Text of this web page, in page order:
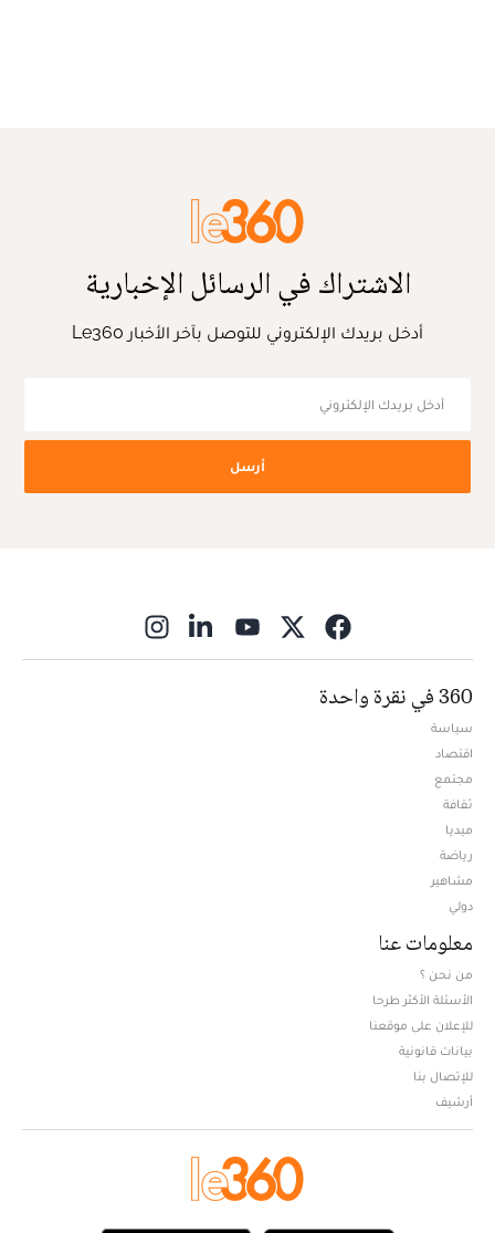
الاشتراك في الرسائل الإخبارية
أدخل بريدك الإلكتروني للتوصل بآخر الأخبار Le360
أرسل
360 في نقرة واحدة
سياسة
اقتصاد
مجتمع
ثقافة
ميديا
رياضة
مشاهير
دولي
معلومات عنا
من نحن ؟
الأسئلة الأكثر طرحا
للإعلان على موقعنا
بيانات قانونية
للإتصال بنا
أرشيف